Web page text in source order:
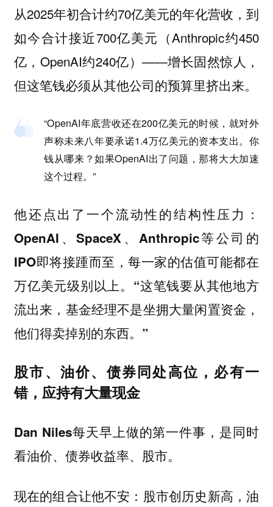
从2025年初合计约70亿美元的年化营收，到
如今合计接近700亿美元（Anthropic约450
亿，OpenAI约240亿）——增长固然惊人，
但这笔钱必须从其他公司的预算里挤出来。
“OpenAI年底营收还在200亿美元的时候，就对外
声称未来八年要承诺1.4万亿美元的资本支出。你
钱从哪来？如果OpenAI出了问题，那将大大加速
这个过程。”
他还点出了一个流动性的结构性压力：
OpenAI、SpaceX、Anthropic等公司的
IPO即将接踵而至，每一家的估值可能都在
万亿美元级别以上。“这笔钱要从其他地方
流出来，基金经理不是坐拥大量闲置资金，
他们得卖掉别的东西。”
股市、油价、债券同处高位，必有一
错，应持有大量现金
Dan Niles每天早上做的第一件事，是同时
看油价、债券收益率、股市。
现在的组合让他不安： 股市创历史新高，油